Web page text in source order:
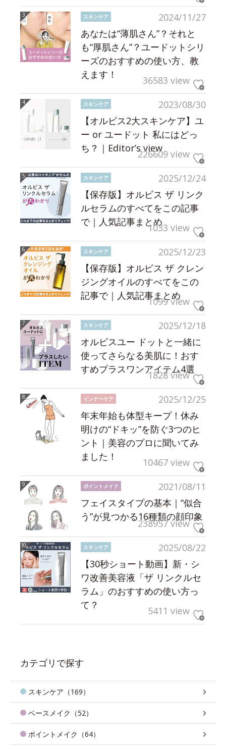
2024/11/27
スキンケア
あなたは“薄肌さん”？それと
も“厚肌さん”？ユードットシリ
ーズのおすすめの使い方、教
えます！
36583 view
2023/08/30
スキンケア
【オルビス2大スキンケア】ユ
ー or ユードット 私にはどっ
ち？｜Editor’s view226609 view
2025/12/24
スキンケア
【保存版】オルビス ザ リンク
ルセラムのすべてをこの記事
で｜人気記事まとめ1033 view
2025/12/23
スキンケア
【保存版】オルビス ザ クレン
ジングオイルのすべてをこの
記事で｜人気記事まとめ
1099 view
2025/12/18
スキンケア
オルビスユー ドットと一緒に
使ってさらなる美肌に！おす
すめプラスワンアイテム4選
1828 view
2025/12/25
インナーケア
年末年始も体型キープ！休み
明けの“ドキッ”を防ぐ3つのヒ
ント｜美容のプロに聞いてみ
ました！
10467 view
2021/08/11
ポイントメイク
フェイスタイプの基本｜“似合
う”が見つかる16種類の顔印象
238957 view
2025/08/22
スキンケア
【30秒ショート動画】新・シ
ワ改善美容液「ザ リンクルセ
ラム」のおすすめの使い方っ
て？
5411 view
カテゴリで探す
スキンケア（169）
ベースメイク（52）
ポイントメイク（64）